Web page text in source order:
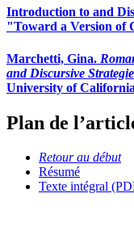
Introduction to and
"Toward a Version of
Marchetti, Gina.
and Discursive
University of
Plan de
Retour au début
Résumé
Texte intégral